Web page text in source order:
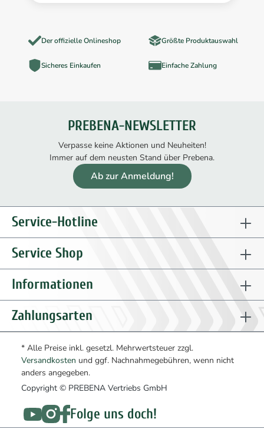
Der offizielle Onlineshop Größte Produktauswahl
Sicheres Einkaufen Einfache Zahlung
PREBENA-NEWSLETTER
Verpasse keine Aktionen und Neuheiten!
Immer auf dem neusten Stand über Prebena.
Ab zur Anmeldung!
Service-Hotline
Service Shop
Informationen
Zahlungsarten
* Alle Preise inkl. gesetzl. Mehrwertsteuer zzgl.
Versandkosten und ggf. Nachnahmegebühren, wenn nicht
anders angegeben.
Copyright © PREBENA Vertriebs GmbH
Folge uns doch!